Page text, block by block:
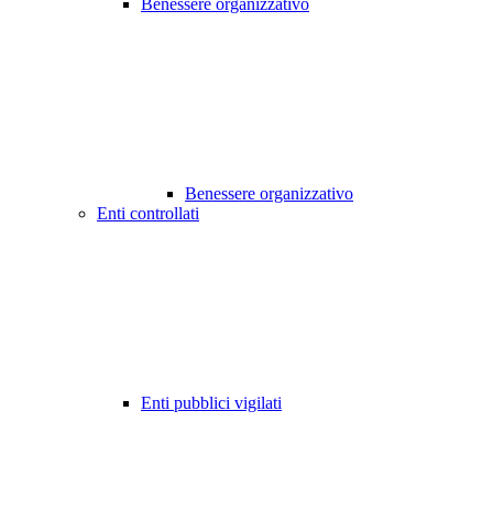
Benessere organizzativo
Benessere organizzativo
Enti controllati
Enti pubblici vigilati